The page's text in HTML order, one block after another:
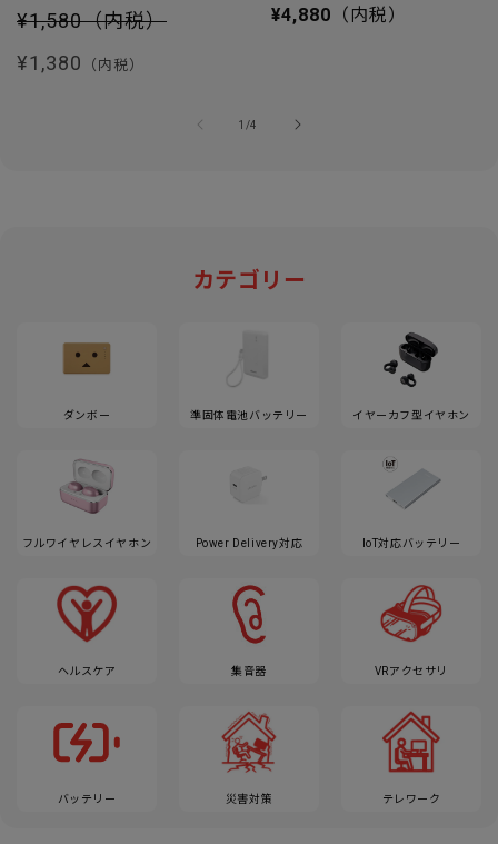
セール価格
¥1,580（内税）
通常価格
¥1,380 （内税）
通常価格
¥4,880 （内税）
1 /
の4
カテゴリー
ダンボー 準固体電池バッテリー イヤーカフ型イヤホン
フルワイヤレスイヤホン Power Delivery対応 IoT対応バッテリー
ヘルスケア 集音器 VRアクセサリ
バッテリー 災害対策 テレワーク